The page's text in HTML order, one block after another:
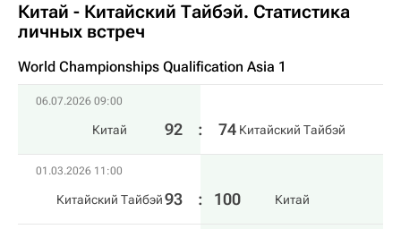
Китай - Китайский Тайбэй. Статистика
личных встреч
World Championships Qualification Asia 1
06.07.2026 09:00
Китай 92 : 74 Китайский Тайбэй
01.03.2026 11:00
Китайский Тайбэй93 : 100 Китай